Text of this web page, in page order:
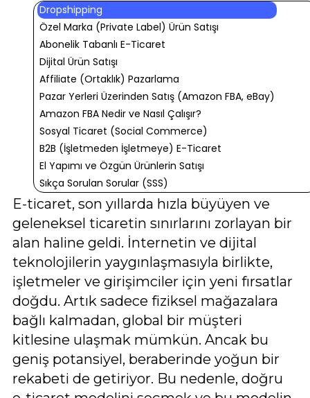
Dropshipping
Özel Marka (Private Label) Ürün Satışı
Abonelik Tabanlı E-Ticaret
Dijital Ürün Satışı
Affiliate (Ortaklık) Pazarlama
Pazar Yerleri Üzerinden Satış (Amazon FBA, eBay)
Amazon FBA Nedir ve Nasıl Çalışır?
Sosyal Ticaret (Social Commerce)
B2B (İşletmeden İşletmeye) E-Ticaret
El Yapımı ve Özgün Ürünlerin Satışı
Sıkça Sorulan Sorular (SSS)
E-ticaret, son yıllarda hızla büyüyen ve
geleneksel ticaretin sınırlarını zorlayan bir
alan haline geldi. İnternetin ve dijital
teknolojilerin yaygınlaşmasıyla birlikte,
işletmeler ve girişimciler için yeni fırsatlar
doğdu. Artık sadece fiziksel mağazalara
bağlı kalmadan, global bir müşteri
kitlesine ulaşmak mümkün. Ancak bu
geniş potansiyel, beraberinde yoğun bir
rekabeti de getiriyor. Bu nedenle, doğru